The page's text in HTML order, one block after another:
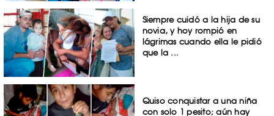
Siempre cuidó a la hija de su
novia, y hoy rompió en
lágrimas cuando ella le pidió
que la ...
Quiso conquistar a una niña
con solo 1 pesito; aún hay